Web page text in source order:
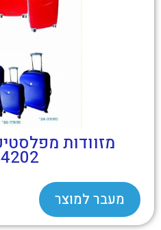
מזוודות
מעבר למוצר